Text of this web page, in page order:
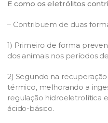
E como os eletrólitos
– Contribuem de duas
1) Primeiro de forma
dos animais nos períodos
2) Segundo na
térmico, melhorando a
regulação hidroeletrolítica
ácido-básico.